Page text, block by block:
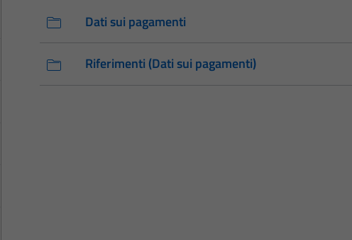
Dati sui pagamenti
Riferimenti (Dati sui pagamenti)